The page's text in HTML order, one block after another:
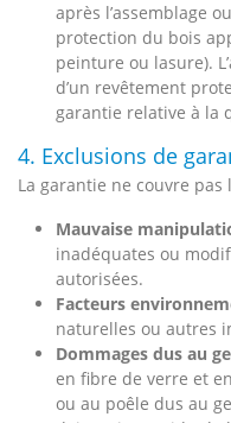
après l’assemblage
protection du bois
peinture ou lasure).
d’un revêtement
garantie relative à la
4. Exclusions de
La garantie ne couvre
Mauvaise
inadéquates ou
autorisées.
Facteurs
naturelles ou autres
Dommages dus au
en fibre de verre et
ou au poêle dus au